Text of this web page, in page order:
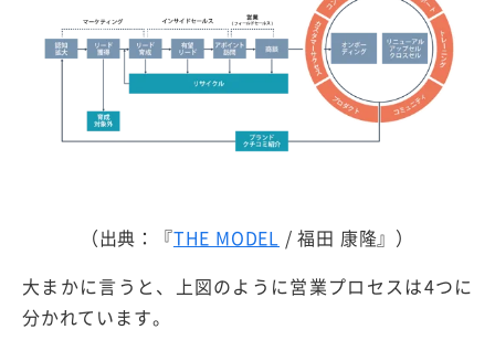
（出典：『THE MODEL / 福田 康隆』）
大まかに言うと、上図のように営業プロセスは4つに
分かれています。